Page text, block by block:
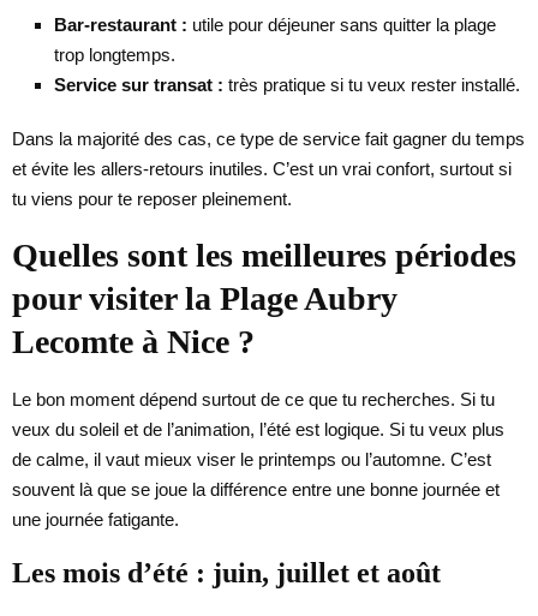
Bar-restaurant : utile pour déjeuner sans quitter la plage
trop longtemps.
Service sur transat : très pratique si tu veux rester installé.
Dans la majorité des cas, ce type de service fait gagner du temps
et évite les allers-retours inutiles. C’est un vrai confort, surtout si
tu viens pour te reposer pleinement.
Quelles sont les meilleures périodes
pour visiter la Plage Aubry
Lecomte à Nice ?
Le bon moment dépend surtout de ce que tu recherches. Si tu
veux du soleil et de l’animation, l’été est logique. Si tu veux plus
de calme, il vaut mieux viser le printemps ou l’automne. C’est
souvent là que se joue la différence entre une bonne journée et
une journée fatigante.
Les mois d’été : juin, juillet et août